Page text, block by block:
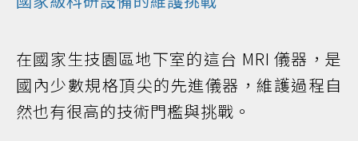
在國家生技園區地下室的這台 MRI 儀器，是
國內少數規格頂尖的先進儀器，維護過程自
然也有很高的技術門檻與挑戰。